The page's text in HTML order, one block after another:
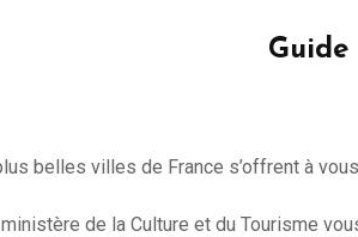
Guide
belles villes de France s’offrent à
de la Culture et du Tourisme